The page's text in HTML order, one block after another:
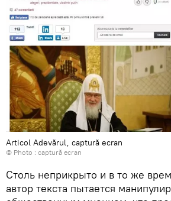
Articol Adevărul, captură ecran
© Photo : captură ecran
Столь неприкрыто и в то же
автор текста пытается